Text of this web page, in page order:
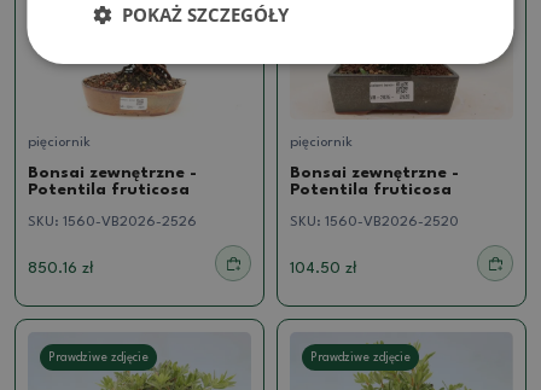
pięciornik
Bonsai zewnętrzne -
Potentila fruticosa
SKU: 1560-VB2026-2526
850.16 zł
pięciornik
Bonsai zewnętrzne -
Potentila fruticosa
SKU: 1560-VB2026-2520
104.50 zł
Prawdziwe zdjęcie Prawdziwe zdjęcie
POKAŻ SZCZEGÓŁY